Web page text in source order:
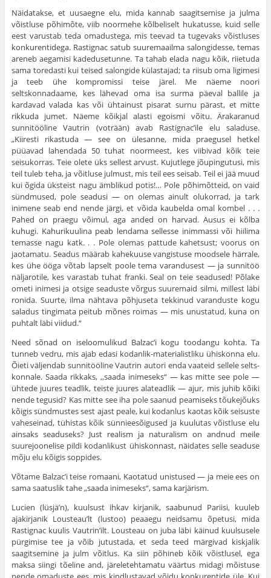
Näidatakse, et uusaegne elu, mida kannab saagitsemise ja julma
võistluse põhimõte, viib noormehe kõlbeliselt huka­tusse, kuid selle
eest varustab teda omadustega, mis teevad ta tugevaks võistluses
konkurentidega. Rastignac satub suuremaailma salongidesse, temas
areneb aegamisi kadedusetunne. Ta tahab elada nagu kõik, riietuda
sama toredasti kui teised salongide külastajad; ta riisub oma ligi­mesi
ja teeb ühe kompromissi teise järel. Me näeme noori
seltskonnadaame, kes lähevad oma isa surma päeval ballile ja
kardavad valada kas või ühtainust pisarat surnu pärast, et mitte
rikkuda jumet. Näeme kõikjal alasti egoismi võitu. Ärakaranud
sunnitööline Vautrin (voträän) avab Rastignac’ile elu saladuse.
„Kiiresti rikastuda — see on ülesanne, mida praegusel hetkel
püüavad lahendada 50 tuhat noormeest, kes viibivad kõik teie
seisukorras. Teie olete üks sellest arvust. Kujutlege jõupingutusi, mis
teil tuleb teha, ja võitluse jul­must, mis teil ees seisab. Teil ei jää muud
kui õgida üks­teist nagu ämblikud potis!… Pole põhimõtteid, on vaid
sündmused, pole seadusi — on olemas ainult olukorrad, ja tark
inimene seab end nende järgi, et võida kaubelda omal kombel . . .
Pahed on praegu võimul, aga anded on harvad. Ausus ei kõlba
kuhugi. Kahurikuulina peab lendama sel­lesse inimmassi või hiilima
temasse nagu katk. . . Pole ole­mas pattude kahetsust; voorus on
jaotamatu. Seadus mää­rab kahekuuse vangistuse moodsele härrale,
kes ühe ööga võtab lapselt poole tema varandusest — ja sunnitöö
näljarotile, kes varastab tuhat franki. Seal on teie seadused! Põlake
ometi inimesi ja otsige seaduste võrgus suuremaid silmi, millest läbi
ronida. Suurte, ilma nähtava põhjuseta tekkinud varanduste kogu
saladus tingimata peitub mõnes roimas — mis unustatud, kuna on
puhtalt läbi viidud.“
Need sõnad on iseloomulikud Balzac’i kogu too­dangu kohta. Ta
tunneb vedru, mis ajab edasi kodanlik-materialistliku ühiskonna elu.
Õieti väljendab sunnitööline Vautrin autori enda vaateid sellele selts­
konnale. Saada rikkaks, ,,saada inimeseks“ — kas mitte see pole —
ühtede juures teadlik, teiste juures alateadlik — ajur, mis juhib kõiki
nende tegusid? Kas mitte see iha pole saanud peamiseks tõukejõuks
kõigis sündmustes sest ajast peale, kui kodanlus kaotas kõik seisuste
vaheseinad, tühistas kõik sünnieesõigused ja kuulutas võistluse elu
ainsaks seaduseks? Just realism ja naturalism on andnud meile
suurejoonelise pildi kodanlikust ühiskonnast, näidates selle seaduse
mõju elu kõigis soppides.
Võtame Balzac’i teise romaani, Kaotatud unistu­sed — ja meie ees on
sama saatuslik tahe „saada inimeseks“, sama karjärism.
Lucien (lüsjä’n), kuulsust ihkav kirjanik, saabunud Pariisi, kuuleb
ajakirjanik Lousteau’lt (lustoo) peaaegu neidsamu õpetusi, mida
Rastignac kuulis Vautrin’ilt. Lousteau on juba läbi käinud kuulsusele
pürgimise tee ja võib jutustada, et seda teed märgivad kiskjalik
saagitsemine ja julm võitlus. Ka siin põhineb kõik võistlusel, ega
maksa siingi tõeline and, järeletehtamatu väärtus midagi mõistuse